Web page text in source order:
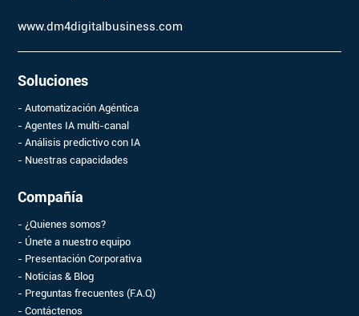
www.dm4digitalbusiness.com
Soluciones
Automatización Agéntica
Agentes IA multi-canal
Análisis predictivo con IA
Nuestras capacidades
Compañía
¿Quienes somos?
Únete a nuestro equipo
Presentación Corporativa
Noticias & Blog
Preguntas frecuentes (F.A.Q)
Contáctenos